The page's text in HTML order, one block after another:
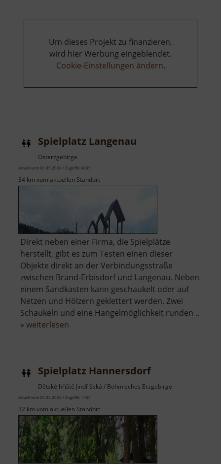
Um dieses Projekt zu finanzieren,
wird hier Werbung eingeblendet.
Cookie-Einstellungen ändern.
Spielplatz Langenau
Osterzgebirge
aktuell vom 01.05.2024 / Zugriffe: 6695
34 km vom aktuellen Standort
Direkt neben einer Firma, die Spielplätze
herstellt, gibt es zum Testen einen dieser
Objekte direkt an der Verbindungsstraße
zwischen Brand-Erbisdorf und Langenau. Neben
einem Sandkasten kann geschaukelt oder auf
Netzen und Hölzern geklettert werden. Zwei
Schaukeln und eine Hangelmöglichkeit runden ..
» weiterlesen
Spielplatz Hannersdorf
Dětské hřiště Jindřišská / Böhmisches Erzgebirge
aktuell vom 05.05.2024 / Zugriffe: 1765
32 km vom aktuellen Standort